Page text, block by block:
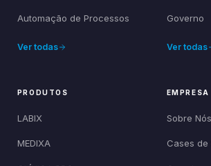
Automação de Processos
Ver todas
Governo
Ver todas
PRODUTOS
LABIX
MEDIXA
EMPRESA
Sobre Nós
Cases de